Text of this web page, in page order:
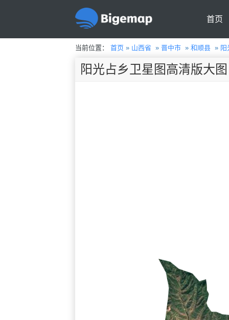
首页
当前位置： 首页» 山西省 » 晋中市» 和顺县» 阳
阳光占乡卫星图高清版大图